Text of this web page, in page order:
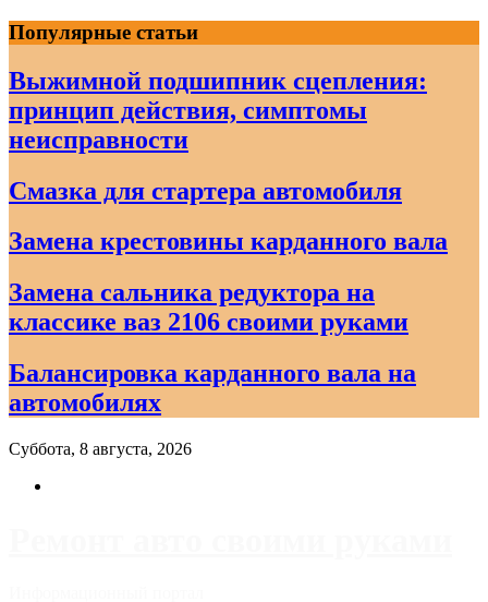
Skip
to
content
Популярные статьи
Выжимной подшипник сцепления:
принцип действия, симптомы
неисправности
Смазка для стартера автомобиля
Замена крестовины карданного вала
Замена сальника редуктора на
классике ваз 2106 своими руками
Балансировка карданного вала на
автомобилях
Суббота, 8 августа, 2026